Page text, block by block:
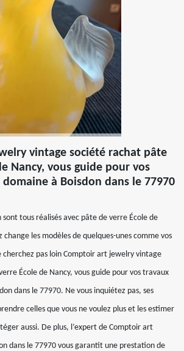
vintage société rachat pâte
Nancy, vous guide pour vos
à Boisdon dans le 77970
sont tous réalisés avec pâte de verre École de
change les modèles de quelques-unes comme vos
cherchez pas loin Comptoir art jewelry vintage
École de Nancy, vous guide pour vos travaux
dans le 77970. Ne vous inquiétez pas, ses
celles que vous ne voulez plus et les estimer
aussi. De plus, l’expert de Comptoir art
dans le 77970 vous garantit une prestation de